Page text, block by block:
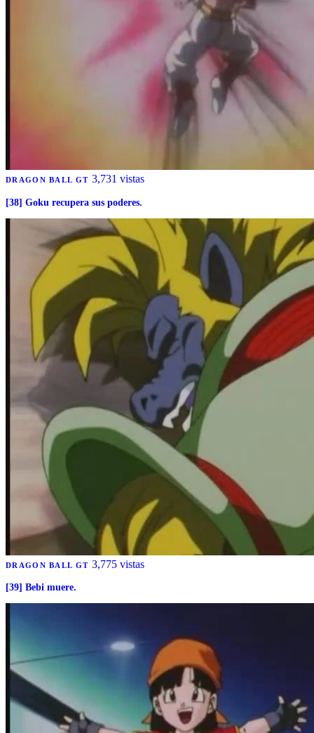
DRAGON BALL GT 3,731 vistas
[38] Goku recupera sus poderes.
DRAGON BALL GT 3,775 vistas
[39] Bebi muere.